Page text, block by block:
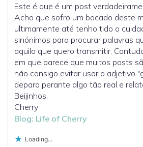
Este é que é um post
Acho que sofro um bocado deste
ultimamente até tenho tido o
sinónimos para procurar palavras
aquilo que quero transmitir.
em que parece que muitos posts
não consigo evitar usar o adjetivo
deparo perante algo tão real e
Beijinhos,
Cherry
Blog: Life of Cherry
Loading...